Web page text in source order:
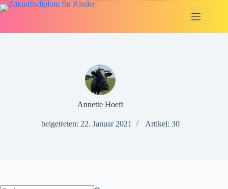
Zum
Inhalt
Annette Hoeft
beigetreten: 22. Januar 2021 Artikel: 30